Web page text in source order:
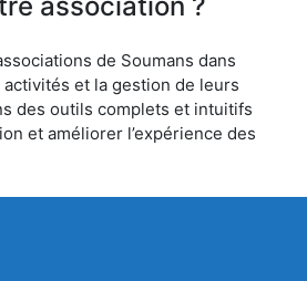
de Soumans dans
activités et la gestion de leurs
des outils complets et intuitifs
et améliorer l’expérience des